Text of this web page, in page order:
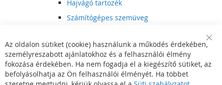
Hajvágó tartozék
Számítógépes szemüveg
Hajvágó kiegészítő
Szórakoztató elektronika
Multimédia
DVD, BluRay lejátszó
Bar
Az oldalon sütiket (cookie) használunk a működés érdekében,
személyreszabott ajánlatokhoz és a felhasználói élmény
fokozása érdekében. Ha nem fogadja el a kiegészítő sütiket, az
befolyásolhatja az Ön felhasználói élményét. Ha többet